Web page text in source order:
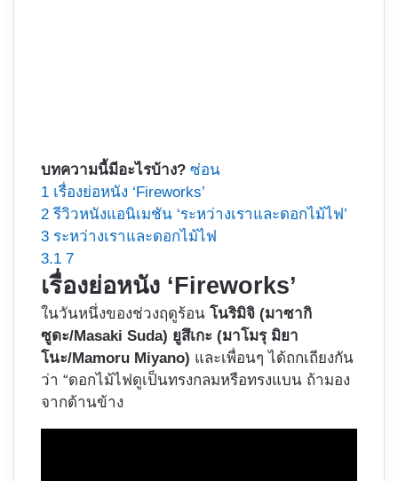
บทความนี้มีอะไรบ้าง? ซ่อน
1 เรื่องย่อหนัง ‘Fireworks’
2 รีวิวหนังแอนิเมชัน ‘ระหว่างเราและดอกไม้ไฟ’
3 ระหว่างเราและดอกไม้ไฟ
3.1 7
เรื่องย่อหนัง ‘Fireworks’
ในวันหนึ่งของช่วงฤดูร้อน โนริมิจิ (มาซากิ
ซูดะ/Masaki Suda) ยูสึเกะ (มาโมรุ มิยา
โนะ/Mamoru Miyano) และเพื่อนๆ ได้ถกเถียงกัน
ว่า “ดอกไม้ไฟดูเป็นทรงกลมหรือทรงแบน ถ้ามอง
จากด้านข้าง